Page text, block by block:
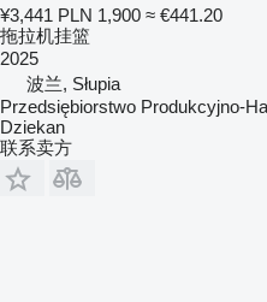
¥3,441 PLN 1,900 ≈ €441.20
拖拉机挂篮
2025
波兰, Słupia
Przedsiębiorstwo Produkcyjno-
Dziekan
联系卖方